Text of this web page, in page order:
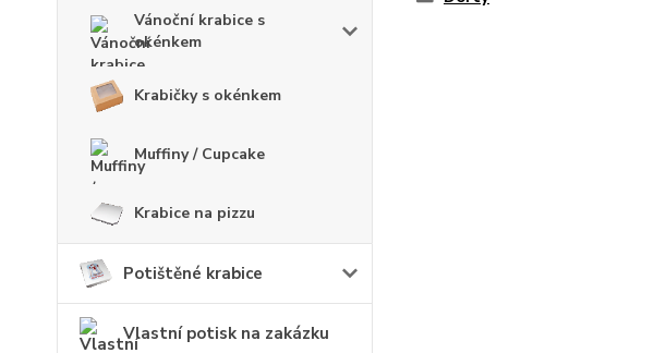
Vánoční krabice s
okénkem
Krabičky s okénkem
Muffiny / Cupcake
Krabice na pizzu
Potištěné krabice
Vlastní potisk na zakázku